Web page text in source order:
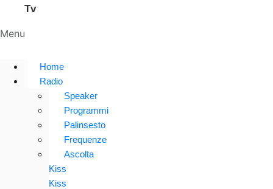
Tv
Menu
Home
Radio
Speaker
Programmi
Palinsesto
Frequenze
Ascolta
Kiss
Kiss